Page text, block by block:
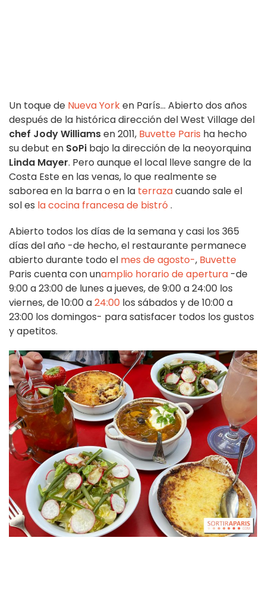
Un toque de Nueva Yorken París... Abierto dos años
después de la histórica dirección del West Village del
chef Jody Williamsen 2011, Buvette Paris ha hecho
su debut en SoPi bajo la dirección de la neoyorquina
Linda Mayer. Pero aunque el local lleve sangre de la
Costa Este en las venas, lo que realmente se
saborea en la barra o en la terrazacuando sale el
sol es la cocina francesa de bistró .
Abierto todos los días de la semana y casi los 365
días del año -de hecho, el restaurante permanece
abierto durante todo el mes de agosto-, Buvette
Paris cuenta con unamplio horario de apertura -de
9:00 a 23:00 de lunes a jueves, de 9:00 a 24:00 los
viernes, de 10:00 a24:00 los sábados y de 10:00 a
23:00 los domingos- para satisfacer todos los gustos
y apetitos.